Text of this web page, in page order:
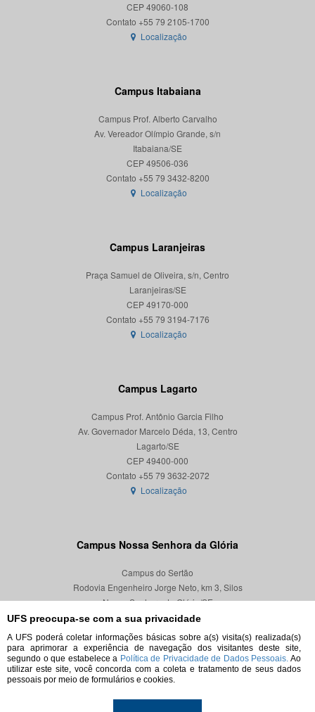
UFS preocupa-se com a sua privacidade
A UFS poderá coletar informações básicas sobre a(s) visita(s) realizada(s)
para aprimorar a experiência de navegação dos visitantes deste site,
segundo o que estabelece a Política de Privacidade de Dados Pessoais. Ao
utilizar este site, você concorda com a coleta e tratamento de seus dados
pessoais por meio de formulários e cookies.
CEP 49060-108
Localização
Campus Itabaiana
Campus Prof. Alberto Carvalho
Av. Vereador Olímpio Grande, s/n
Itabaiana/SE
CEP 49506-036
Localização
Campus Laranjeiras
Praça Samuel de Oliveira, s/n, Centro
Laranjeiras/SE
CEP 49170-000
Localização
Campus Lagarto
Campus Prof. Antônio Garcia Filho
Av. Governador Marcelo Déda, 13, Centro
Lagarto/SE
CEP 49400-000
Localização
Campus Nossa Senhora da Glória
Campus do Sertão
Rodovia Engenheiro Jorge Neto, km 3, Silos
Nossa Senhora da Glória/SE
CEP 49680-000
Localização